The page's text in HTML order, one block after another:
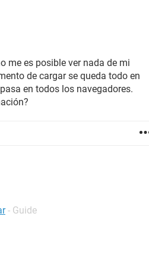
me es posible ver nada de mi
de cargar se queda todo en
en todos los navegadores.
- Guide